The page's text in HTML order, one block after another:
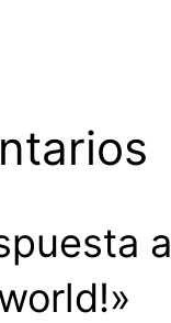
a